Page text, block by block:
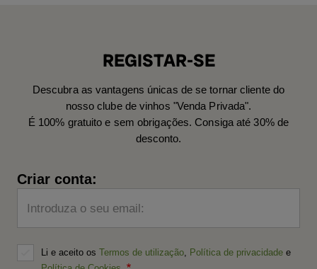
REGISTAR-SE
Descubra as vantagens únicas de se tornar cliente do
nosso clube de vinhos "Venda Privada".
É 100% gratuito e sem obrigações. Consiga até 30% de
desconto.
Criar conta:
Introduza o seu email:
Li e aceito os Termos de utilização Política de privacidade e